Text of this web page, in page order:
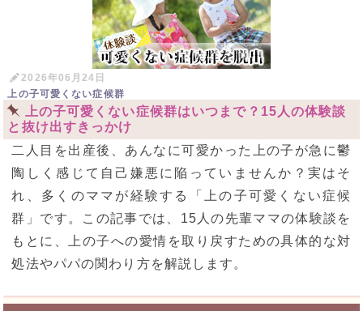
2026年06月24日
上の子可愛くない症候群
上の子可愛くない症候群はいつまで？15人の体験談
と抜け出すきっかけ
二人目を出産後、あんなに可愛かった上の子が急に鬱
陶しく感じて自己嫌悪に陥っていませんか？実はそ
れ、多くのママが経験する「上の子可愛くない症候
群」です。この記事では、15人の先輩ママの体験談を
もとに、上の子への愛情を取り戻すための具体的な対
処法やパパの関わり方を解説します。